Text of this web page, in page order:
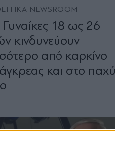
NEWSROOM
Γυναίκες 18 ως 26
κινδυνεύουν
από καρκίνο
και στο παχύ